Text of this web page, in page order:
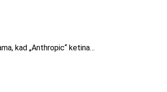
kad „Anthropic“ ketina…